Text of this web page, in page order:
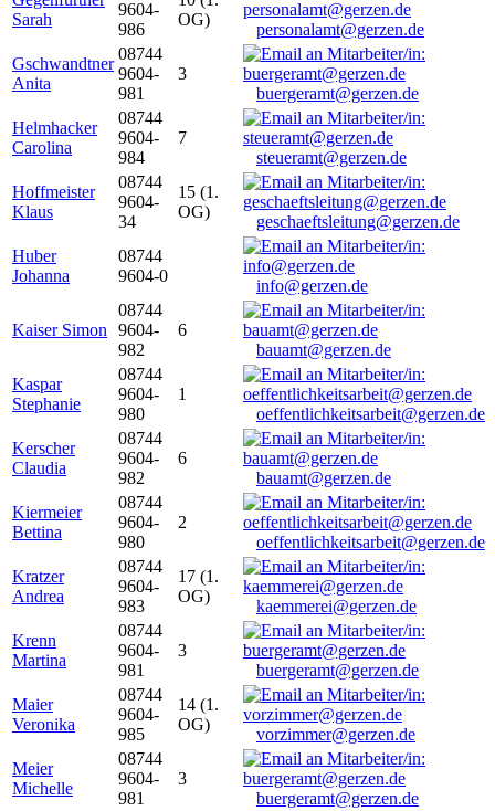
Sarah
9604-
986
OG)
personalamt@gerzen.de
Gschwandtner
Anita
08744
9604-
981
3
buergeramt@gerzen.de
Helmhacker
Carolina
08744
9604-
984
7
steueramt@gerzen.de
Hoffmeister
Klaus
08744
9604-
34
15 (1.
OG)
geschaeftsleitung@gerzen.de
Huber
Johanna
08744
9604-0
info@gerzen.de
Kaiser Simon
08744
9604-
982
6
bauamt@gerzen.de
Kaspar
Stephanie
08744
9604-
980
1
oeffentlichkeitsarbeit@gerzen.de
Kerscher
Claudia
08744
9604-
982
6
bauamt@gerzen.de
Kiermeier
Bettina
08744
9604-
980
2
oeffentlichkeitsarbeit@gerzen.de
Kratzer
Andrea
08744
9604-
983
17 (1.
OG)
kaemmerei@gerzen.de
Krenn
Martina
08744
9604-
981
3
buergeramt@gerzen.de
Maier
Veronika
08744
9604-
985
14 (1.
OG)
vorzimmer@gerzen.de
Meier
Michelle
08744
9604-
981
3
buergeramt@gerzen.de